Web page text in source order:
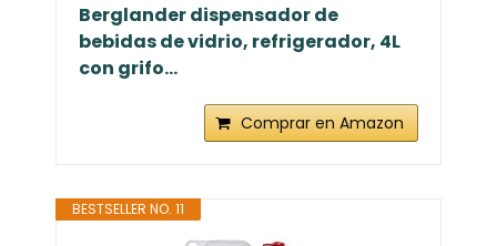
Berglander dispensador de
bebidas de vidrio, refrigerador, 4L
con grifo...
Comprar en Amazon
BESTSELLER NO. 11